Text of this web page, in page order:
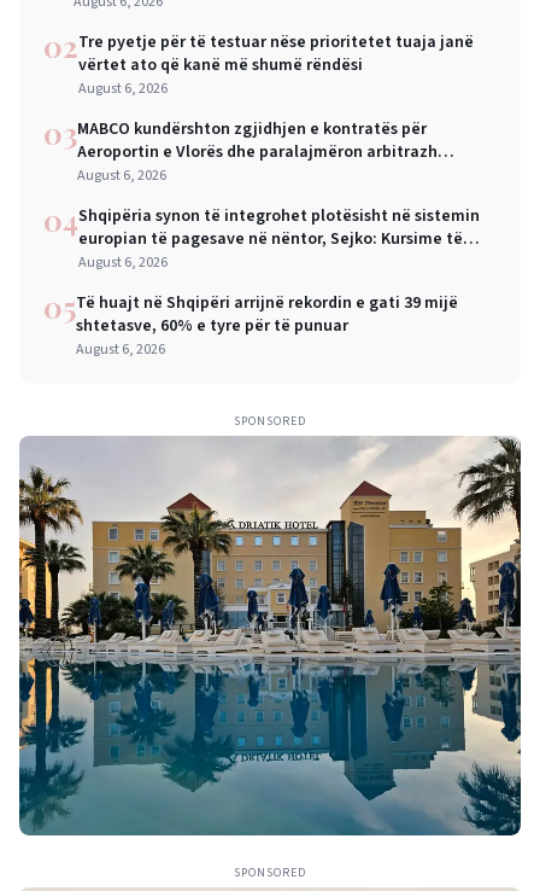
02Tre pyetje për të testuar nëse prioritetet tuaja janë
vërtet ato që kanë më shumë rëndësi
August 6, 2026
03MABCO kundërshton zgjidhjen e kontratës për
Aeroportin e Vlorës dhe paralajmëron arbitrazh
ndërkombëtar
August 6, 2026
04Shqipëria synon të integrohet plotësisht në sistemin
europian të pagesave në nëntor, Sejko: Kursime të
mëdha për qytetarët dhe bizneset
August 6, 2026
05Të huajt në Shqipëri arrijnë rekordin e gati 39 mijë
shtetasve, 60% e tyre për të punuar
August 6, 2026
SPONSORED
SPONSORED